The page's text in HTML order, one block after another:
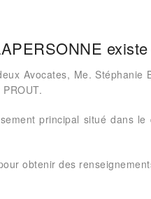
Avocates, Me. Stéphanie
principal situé dans
obtenir des